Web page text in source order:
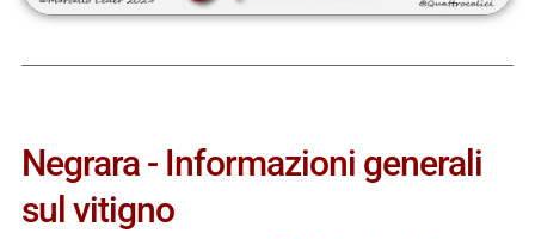
Negrara - Informazioni generali
sul vitigno